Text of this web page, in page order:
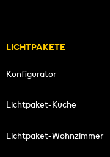
LICHTPAKETE
Konfigurator
Lichtpaket-Küche
Lichtpaket-Wohnzimmer